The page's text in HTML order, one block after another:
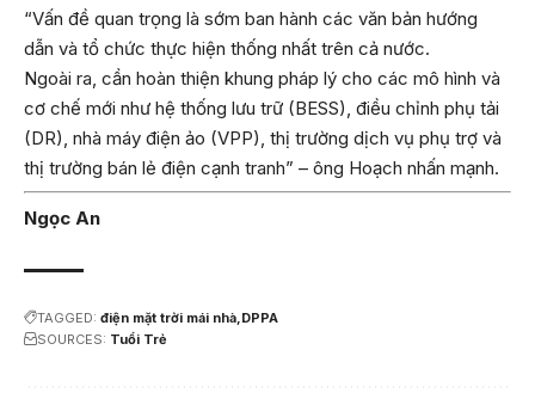
“Vấn đề quan trọng là sớm ban hành các văn bản hướng
dẫn và tổ chức thực hiện thống nhất trên cả nước.
Ngoài ra, cần hoàn thiện khung pháp lý cho các mô hình và
cơ chế mới như hệ thống lưu trữ (BESS), điều chỉnh phụ tải
(DR), nhà máy điện ảo (VPP), thị trường dịch vụ phụ trợ và
thị trường bán lẻ điện cạnh tranh” – ông Hoạch nhấn mạnh.
Ngọc An
TAGGED: điện mặt trời mái nhà DPPA
SOURCES: Tuổi Trẻ